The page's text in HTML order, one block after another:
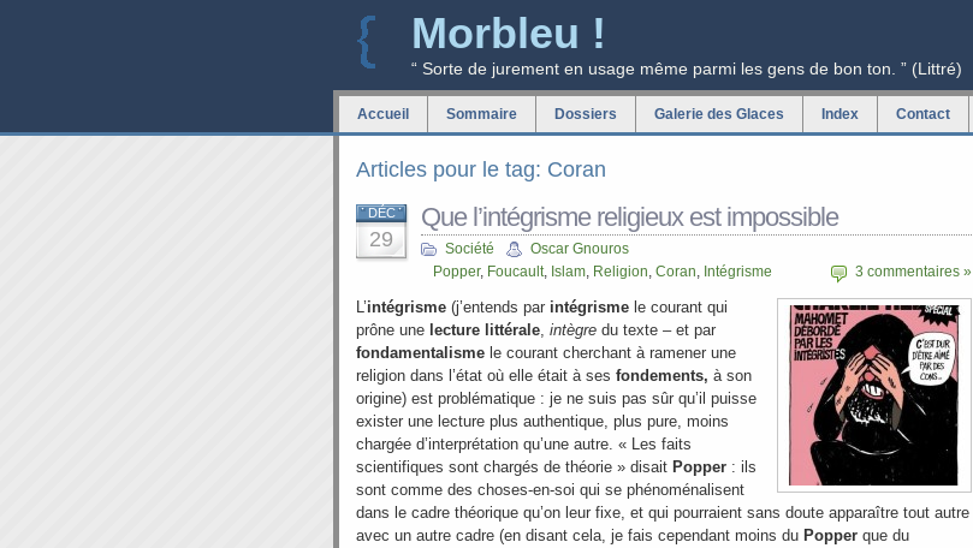
Morbleu !
“ Sorte de jurement en usage même parmi les gens de bon ton. ” (Littré)
Accueil Sommaire Dossiers Galerie des Glaces Index Contact
Articles pour le tag: Coran
DÉC
29
Que l’intégrisme religieux est impossible
Société
Oscar Gnouros
Popper, Foucault, Islam, Religion, Coran, Intégrisme 3 commentaires »
L’intégrisme (j’entends par intégrisme le courant qui
prône une lecture littérale, intègre du texte – et par
fondamentalisme le courant cherchant à ramener une
religion dans l’état où elle était à ses fondements, à son
origine) est problématique : je ne suis pas sûr qu’il puisse
exister une lecture plus authentique, plus pure, moins
chargée d’interprétation qu’une autre. « Les faits
scientifiques sont chargés de théorie » disait Popper : ils
sont comme des choses-en-soi qui se phénoménalisent
dans le cadre théorique qu’on leur fixe, et qui pourraient sans doute apparaître tout autre
avec un autre cadre (en disant cela, je fais cependant moins du Popper que du